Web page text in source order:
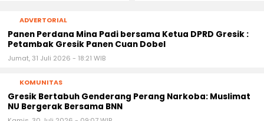
Panen Perdana Mina Padi bersama Ketua DPRD Gresik :
Petambak Gresik Panen Cuan Dobel
Gresik Bertabuh Genderang Perang Narkoba: Muslimat
NU Bergerak Bersama BNN
Kamis, 30 Juli 2026 - 09:07 WIB